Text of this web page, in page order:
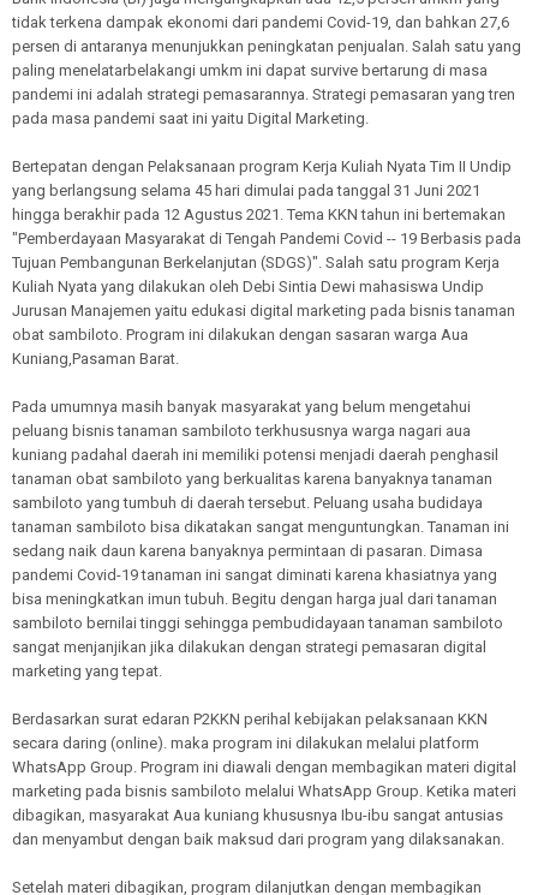
tidak terkena dampak ekonomi dari pandemi Covid-19, dan bahkan 27,6
persen di antaranya menunjukkan peningkatan penjualan. Salah satu yang
paling menelatarbelakangi umkm ini dapat survive bertarung di masa
pandemi ini adalah strategi pemasarannya. Strategi pemasaran yang tren
pada masa pandemi saat ini yaitu Digital Marketing.
Bertepatan dengan Pelaksanaan program Kerja Kuliah Nyata Tim II Undip
yang berlangsung selama 45 hari dimulai pada tanggal 31 Juni 2021
hingga berakhir pada 12 Agustus 2021. Tema KKN tahun ini bertemakan
"Pemberdayaan Masyarakat di Tengah Pandemi Covid -- 19 Berbasis pada
Tujuan Pembangunan Berkelanjutan (SDGS)". Salah satu program Kerja
Kuliah Nyata yang dilakukan oleh Debi Sintia Dewi mahasiswa Undip
Jurusan Manajemen yaitu edukasi digital marketing pada bisnis tanaman
obat sambiloto. Program ini dilakukan dengan sasaran warga Aua
Kuniang,Pasaman Barat.
Pada umumnya masih banyak masyarakat yang belum mengetahui
peluang bisnis tanaman sambiloto terkhususnya warga nagari aua
kuniang padahal daerah ini memiliki potensi menjadi daerah penghasil
tanaman obat sambiloto yang berkualitas karena banyaknya tanaman
sambiloto yang tumbuh di daerah tersebut. Peluang usaha budidaya
tanaman sambiloto bisa dikatakan sangat menguntungkan. Tanaman ini
sedang naik daun karena banyaknya permintaan di pasaran. Dimasa
pandemi Covid-19 tanaman ini sangat diminati karena khasiatnya yang
bisa meningkatkan imun tubuh. Begitu dengan harga jual dari tanaman
sambiloto bernilai tinggi sehingga pembudidayaan tanaman sambiloto
sangat menjanjikan jika dilakukan dengan strategi pemasaran digital
marketing yang tepat.
Berdasarkan surat edaran P2KKN perihal kebijakan pelaksanaan KKN
secara daring (online). maka program ini dilakukan melalui platform
WhatsApp Group. Program ini diawali dengan membagikan materi digital
marketing pada bisnis sambiloto melalui WhatsApp Group. Ketika materi
dibagikan, masyarakat Aua kuniang khususnya Ibu-ibu sangat antusias
dan menyambut dengan baik maksud dari program yang dilaksanakan.
Setelah materi dibagikan, program dilanjutkan dengan membagikan